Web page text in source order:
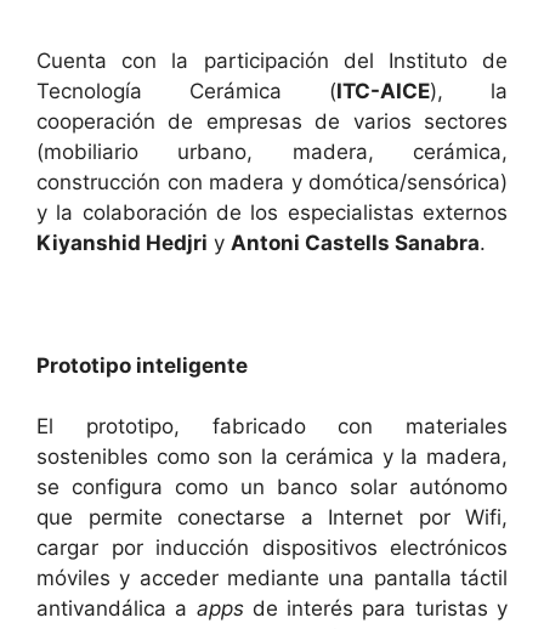
Cuenta con la participación del Instituto de
Tecnología Cerámica (ITC-AICE), la
cooperación de empresas de varios sectores
(mobiliario urbano, madera, cerámica,
construcción con madera y domótica/sensórica)
y la colaboración de los especialistas externos
Kiyanshid Hedjri y Antoni Castells Sanabra.
Prototipo inteligente
El prototipo, fabricado con materiales
sostenibles como son la cerámica y la madera,
se configura como un banco solar autónomo
que permite conectarse a Internet por Wifi,
cargar por inducción dispositivos electrónicos
móviles y acceder mediante una pantalla táctil
antivandálica a appsde interés para turistas y